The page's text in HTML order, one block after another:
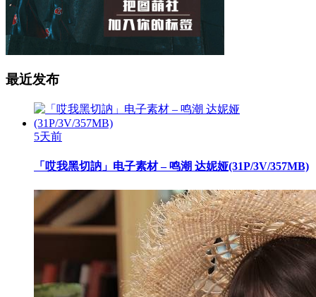
最近发布
5天前
「哎我黑切訥」电子素材 – 鸣潮 达妮娅(31P/3V/357MB)